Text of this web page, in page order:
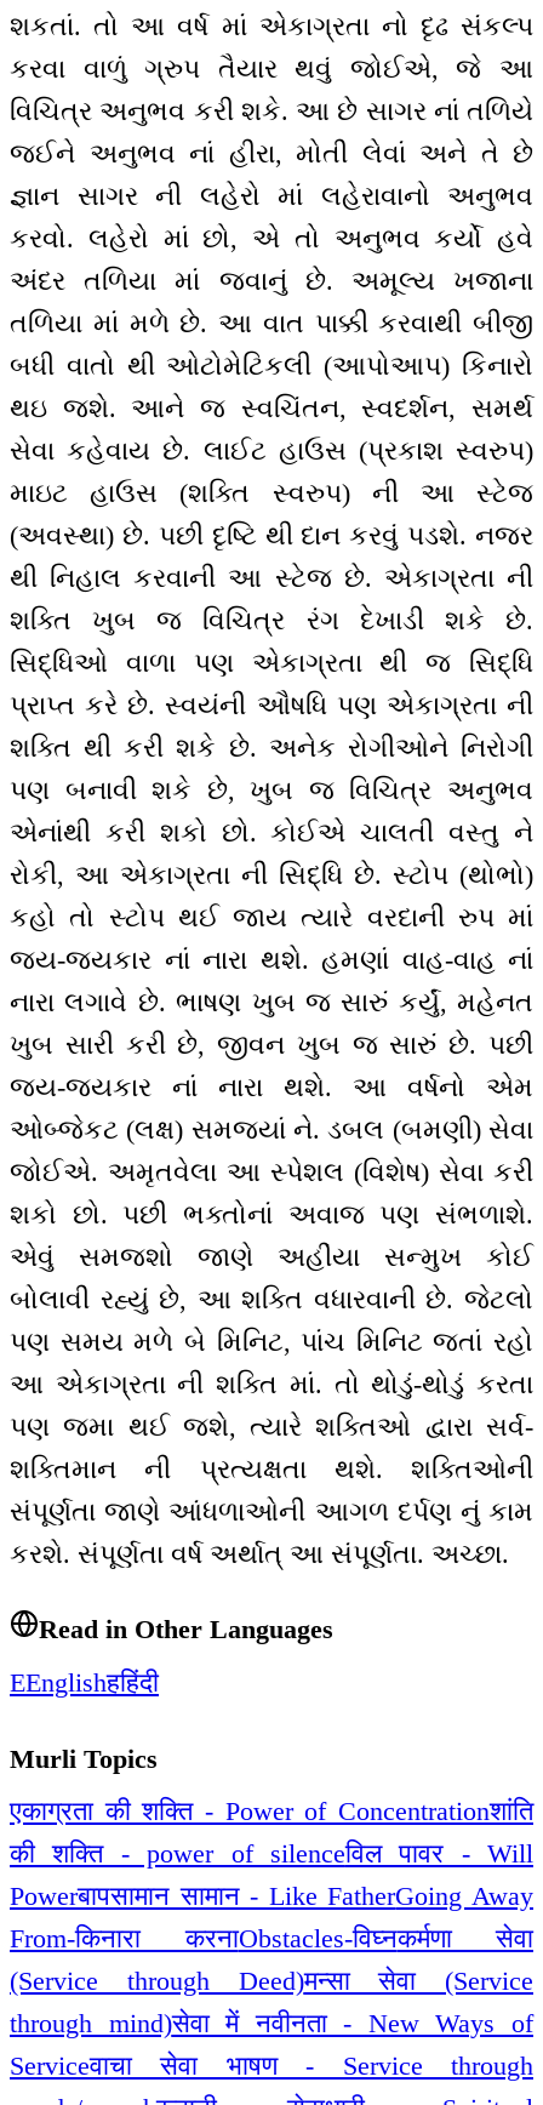
શકતાં. તો આ વર્ષ માં એકાગ્રતા નો દૃઢ સંકલ્પ
કરવા વાળું ગ્રુપ તૈયાર થવું જોઈએ, જે આ
વિચિત્ર અનુભવ કરી શકે. આ છે સાગર નાં તળિયે
જઈને અનુભવ નાં હીરા, મોતી લેવાં અને તે છે
જ્ઞાન સાગર ની લહેરો માં લહેરાવાનો અનુભવ
કરવો. લહેરો માં છો, એ તો અનુભવ કર્યો હવે
અંદર તળિયા માં જવાનું છે. અમૂલ્ય ખજાના
તળિયા માં મળે છે. આ વાત પાક્કી કરવાથી બીજી
બધી વાતો થી ઓટોમેટિકલી (આપોઆપ) કિનારો
થઇ જશે. આને જ સ્વચિંતન, સ્વદર્શન, સમર્થ
સેવા કહેવાય છે. લાઈટ હાઉસ (પ્રકાશ સ્વરુપ)
માઇટ હાઉસ (શક્તિ સ્વરુપ) ની આ સ્ટેજ
(અવસ્થા) છે. પછી દૃષ્ટિ થી દાન કરવું પડશે. નજર
થી નિહાલ કરવાની આ સ્ટેજ છે. એકાગ્રતા ની
શક્તિ ખુબ જ વિચિત્ર રંગ દેખાડી શકે છે.
સિદ્ધિઓ વાળા પણ એકાગ્રતા થી જ સિદ્ધિ
પ્રાપ્ત કરે છે. સ્વયંની ઔષધિ પણ એકાગ્રતા ની
શક્તિ થી કરી શકે છે. અનેક રોગીઓને નિરોગી
પણ બનાવી શકે છે, ખુબ જ વિચિત્ર અનુભવ
એનાંથી કરી શકો છો. કોઈએ ચાલતી વસ્તુ ને
રોકી, આ એકાગ્રતા ની સિદ્ધિ છે. સ્ટોપ (થોભો)
કહો તો સ્ટોપ થઈ જાય ત્યારે વરદાની રુપ માં
જય-જયકાર નાં નારા થશે. હમણાં વાહ-વાહ નાં
નારા લગાવે છે. ભાષણ ખુબ જ સારું કર્યું, મહેનત
ખુબ સારી કરી છે, જીવન ખુબ જ સારું છે. પછી
જય-જયકાર નાં નારા થશે. આ વર્ષનો એમ
ઓબ્જેકટ (લક્ષ) સમજ્યાં ને. ડબલ (બમણી) સેવા
જોઈએ. અમૃતવેલા આ સ્પેશલ (વિશેષ) સેવા કરી
શકો છો. પછી ભક્તોનાં અવાજ પણ સંભળાશે.
એવું સમજશો જાણે અહીંયા સન્મુખ કોઈ
બોલાવી રહ્યું છે, આ શક્તિ વધારવાની છે. જેટલો
પણ સમય મળે બે મિનિટ, પાંચ મિનિટ જતાં રહો
આ એકાગ્રતા ની શક્તિ માં. તો થોડું-થોડું કરતા
પણ જમા થઈ જશે, ત્યારે શક્તિઓ દ્વારા સર્વ-
શક્તિમાન ની પ્રત્યક્ષતા થશે. શક્તિઓની
સંપૂર્ણતા જાણે આંધળાઓની આગળ દર્પણ નું કામ
કરશે. સંપૂર્ણતા વર્ષ અર્થાત્ આ સંપૂર્ણતા. અચ્છા.
Read in Other Languages
EEnglishहहिंदी
Murli Topics
एकाग्रता की शक्ति - Power of Concentrationशांति
की शक्ति - power of silenceविल पावर - Will
Powerबापसामान सामान - Like FatherGoing Away
From-किनारा करनाObstacles-विघ्नकर्मणा सेवा
(Service through Deed)मन्सा सेवा (Service
through mind)सेवा में नवीनता - New Ways of
Serviceवाचा सेवा भाषण - Service through